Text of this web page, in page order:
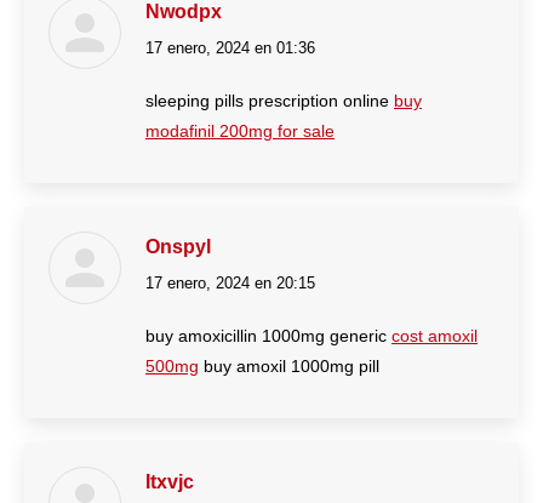
Nwodpx
dice:
17 enero, 2024 en 01:36
sleeping pills prescription online buy
modafinil 200mg for sale
Onspyl
dice:
17 enero, 2024 en 20:15
buy amoxicillin 1000mg generic cost amoxil
500mg buy amoxil 1000mg pill
Itxvjc